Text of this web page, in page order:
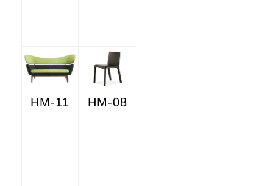
HM-11 HM-08